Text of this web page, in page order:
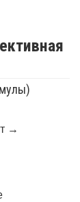
→